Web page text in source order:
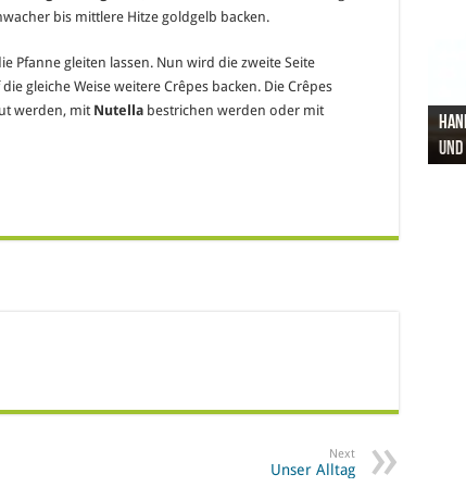
bis mittlere Hitze goldgelb backen.
Pfanne gleiten lassen. Nun wird die zweite Seite
gleiche Weise weitere Crêpes backen. Die Crêpes
werden, mit Nutellabestrichen werden oder mit
Next
Unser Alltag
Pro